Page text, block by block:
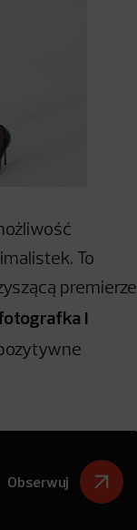
To
premierze
i
Obserwuj